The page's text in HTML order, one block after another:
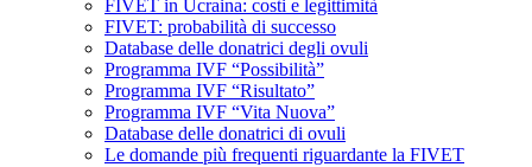
FIVET in Ucraina: costi e legittimità
FIVET: probabilità di successo
Database delle donatrici degli ovuli
Programma IVF “Possibilità”
Programma IVF “Risultato”
Programma IVF “Vita Nuova”
Database delle donatrici di ovuli
Le domande più frequenti riguardante la FIVET